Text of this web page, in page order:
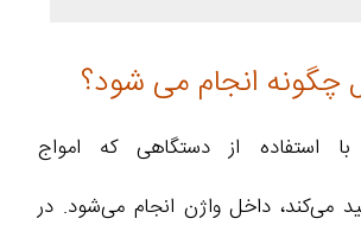
چگونه انجام می شود؟
با استفاده از دستگاهی که امواج
می‌کند، داخل واژن انجام می‌شود. در